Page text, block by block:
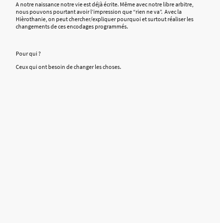
A notre naissance notre vie est déjà écrite. Même avec notre libre arbitre,
nous pouvons pourtant avoir l’impression que “rien ne va”. Avec la
Hièrothanie, on peut chercher/expliquer pourquoi et surtout réaliser les
changements de ces encodages programmés.
Pour qui ?
Ceux qui ont besoin de changer les choses.